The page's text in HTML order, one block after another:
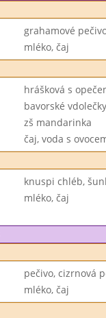
grahamové
mléko, čaj
hrášková s
bavorské
zš mandarinka
čaj, voda s
knuspi chléb,
mléko, čaj
pečivo, cizrnová
mléko, čaj